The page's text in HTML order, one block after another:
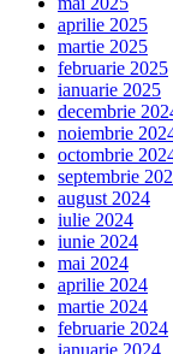
aprilie 2025
martie 2025
februarie 2025
ianuarie 2025
decembrie
noiembrie
octombrie
septembrie
august 2024
iulie 2024
iunie 2024
mai 2024
aprilie 2024
martie 2024
februarie 2024
ianuarie 2024